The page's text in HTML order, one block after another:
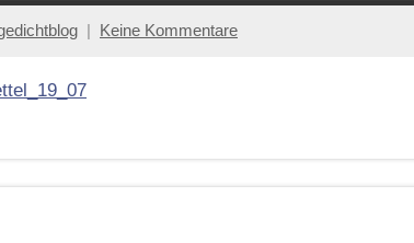
Keine Kommentare